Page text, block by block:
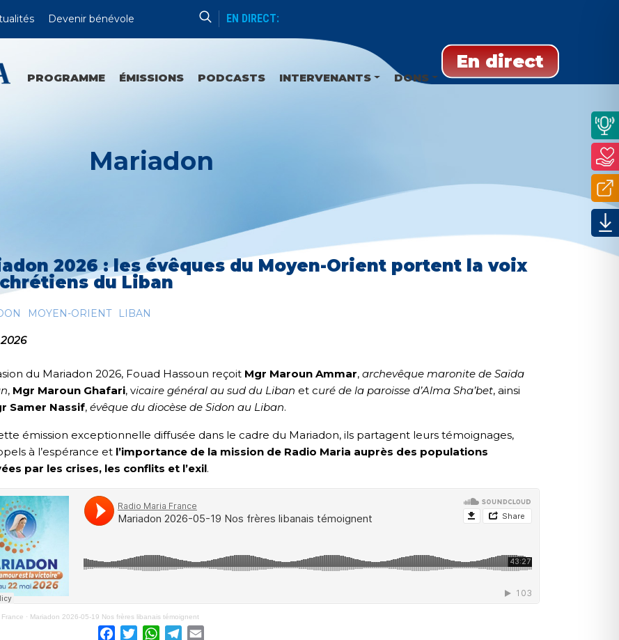
Devenir bénévole EN DIRECT:
Mystères Joyeux
En direct
PROGRAMME ÉMISSIONS PODCASTS INTERVENANTS DONS
Mariadon
2026 : les évêques du Moyen-Orient portent la voix
du Liban
MOYEN-ORIENT LIBAN
du Mariadon 2026, Fouad Hassoun reçoit Mgr Maroun Ammar, archevêque maronite de Saïda
, Mgr Maroun Ghafari, vicaire général au sud du Liban et curé de la paroisse d’Alma Sha’bet, ainsi
Samer Nassif, évêque du diocèse de Sidon au Liban.
émission exceptionnelle diffusée dans le cadre du Mariadon, ils partagent leurs témoignages,
à l’espérance et l’importance de la mission de Radio Maria auprès des populations
par les crises, les conflits et l’exil.
· Mariadon 2026-05-19 Nos frères libanais témoignent
Facebook
TwitterWhatsApp
Telegram